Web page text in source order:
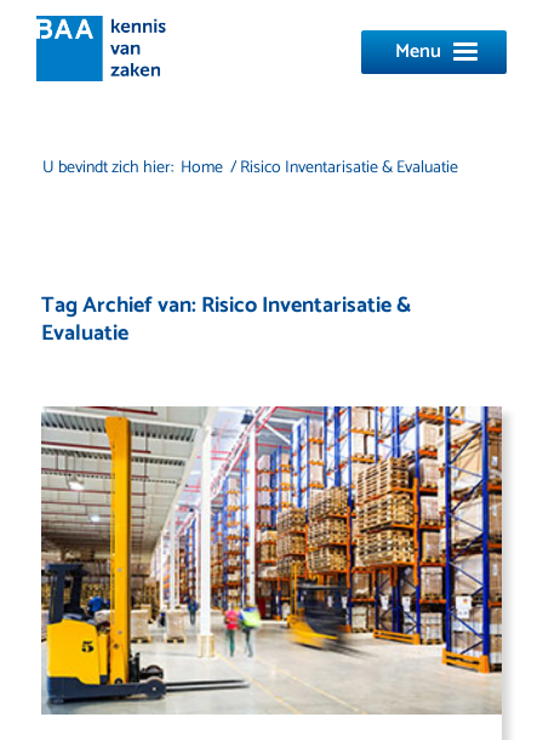
Menu
U bevindt zich hier: Home /Risico Inventarisatie & Evaluatie
Tag Archief van:Risico Inventarisatie &
Evaluatie